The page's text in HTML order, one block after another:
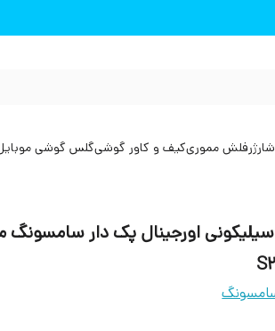
فلش مموریکیف و کاور گوشیگلس گوشی
اورجینال پک دار سامسونگ